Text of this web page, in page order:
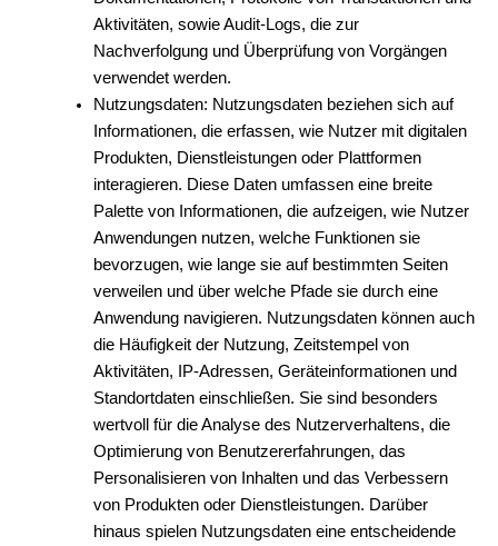
Aktivitäten, sowie Audit-Logs, die zur
Nachverfolgung und Überprüfung von Vorgängen
verwendet werden.
Nutzungsdaten: Nutzungsdaten beziehen sich auf
Informationen, die erfassen, wie Nutzer mit digitalen
Produkten, Dienstleistungen oder Plattformen
interagieren. Diese Daten umfassen eine breite
Palette von Informationen, die aufzeigen, wie Nutzer
Anwendungen nutzen, welche Funktionen sie
bevorzugen, wie lange sie auf bestimmten Seiten
verweilen und über welche Pfade sie durch eine
Anwendung navigieren. Nutzungsdaten können auch
die Häufigkeit der Nutzung, Zeitstempel von
Aktivitäten, IP-Adressen, Geräteinformationen und
Standortdaten einschließen. Sie sind besonders
wertvoll für die Analyse des Nutzerverhaltens, die
Optimierung von Benutzererfahrungen, das
Personalisieren von Inhalten und das Verbessern
von Produkten oder Dienstleistungen. Darüber
hinaus spielen Nutzungsdaten eine entscheidende